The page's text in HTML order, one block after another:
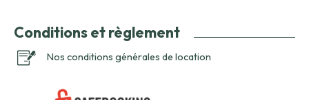
Conditions et règlement
Nos conditions générales de location